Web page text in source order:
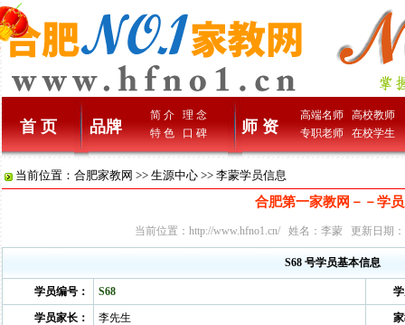
首 页 品牌
简 介
理 念
特 色
口 碑 师 资
高端名师
高校教师
专职老师
在校学生
当前位置： 合肥家教网 >> 生源中心 >> 李蒙学员信息
合肥第一家教网－－学
当前位置： http://www.hfno1.cn/ 姓名：李蒙 更新日期：
S68 号学员基本信息
学员编号： S68
学员家长： 李先生